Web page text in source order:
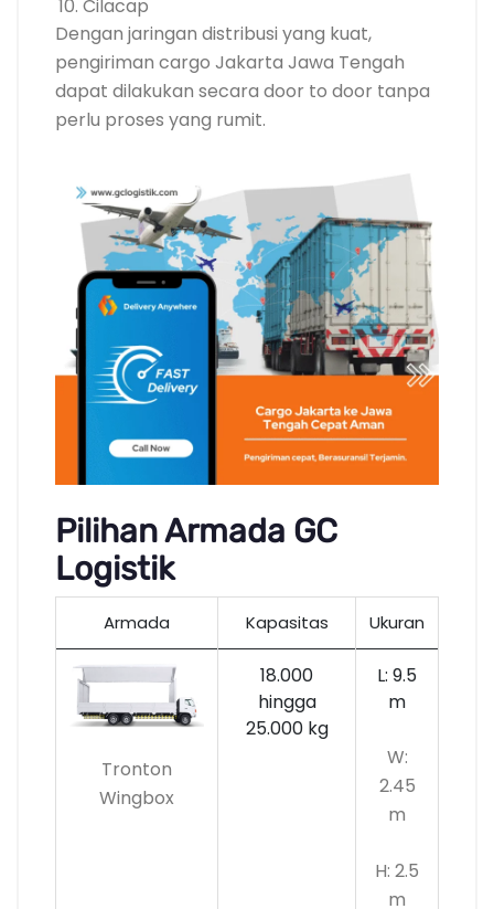
Cilacap
Dengan jaringan distribusi yang kuat,
pengiriman cargo Jakarta Jawa Tengah
dapat dilakukan secara door to door tanpa
perlu proses yang rumit.
Pilihan Armada GC
Logistik
Armada Kapasitas Ukuran
Tronton
Wingbox
18.000
hingga
25.000 kg
L: 9.5
m
W:
2.45
m
H: 2.5
m